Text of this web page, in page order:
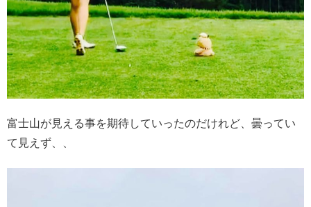
富士山が見える事を期待していったのだけれど、曇ってい
て見えず、、